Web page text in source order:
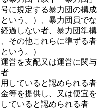
に規定する暴力団の構成
いう。）、暴力団員でな
過しない者、暴力団準構
その他これらに準ずる者
いう。）
営を支配又は運営に関与
していると認められる者
等を提供し、又は便宜を
ていると認められる者